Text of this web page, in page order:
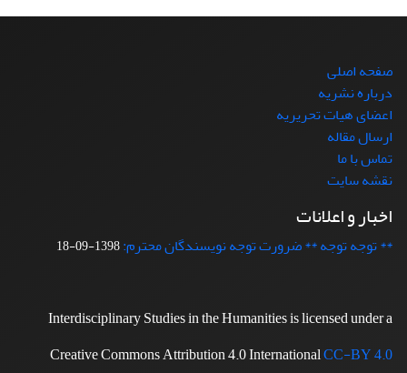
صفحه اصلی
درباره نشریه
اعضای هیات تحریریه
ارسال مقاله
تماس با ما
نقشه سایت
اخبار و اعلانات
** توجه توجه ** ضرورت توجه نویسندگان محترم:1398-09-18
Interdisciplinary Studies in the Humanities is licensed under a
Creative Commons Attribution 4.0 InternationalCC-BY 4.0